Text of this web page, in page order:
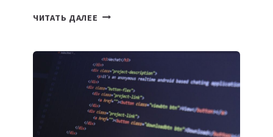
ЧИТАТЬ ДАЛЕЕ ТАСК-
ПОЛЕЗНЫХ
ИНСТРУМЕНТОВ
ДЛЯ
РАБОТЫ